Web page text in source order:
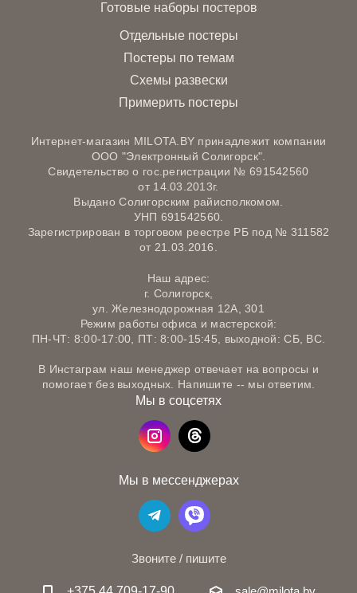
Готовые наборы постеров
Отдельные постеры
Постеры по темам
Схемы развески
Примерить постеры
Интернет-магазин MILOTA.BY принадлежит компании
ООО "Электронный Солигорск".
Свидетельство о гос.регистрации № 691542560
от 14.03.2013г.
Выдано Солигорским райисполкомом.
УНП 691542560.
Зарегистрирован в торговом реестре РБ под № 311582
от 21.03.2016.
Наш адрес:
г. Солигорск,
ул. Железнодорожная 12А, 301
Режим работы офиса и мастерской:
ПН-ЧТ: 8:00-17:00, ПТ: 8:00-15:45, выходной: СБ, ВС.
В Инстаграм наш менеджер отвечает на вопросы и
помогает без выходных. Напишите -- мы ответим.
Мы в соцсетях
Мы в мессенджерах
Звоните / пишите